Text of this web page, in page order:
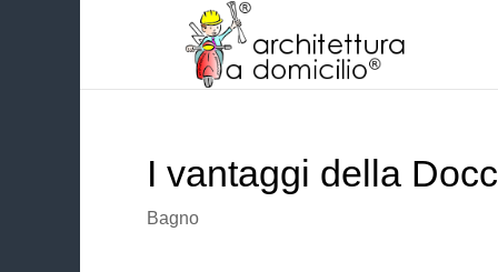
I vantaggi della
Bagno